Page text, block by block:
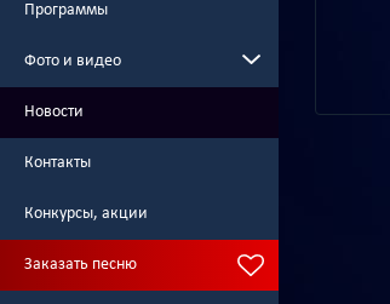
Программы
Фото и видео
Новости
Контакты
Конкурсы, акции
Заказать песню